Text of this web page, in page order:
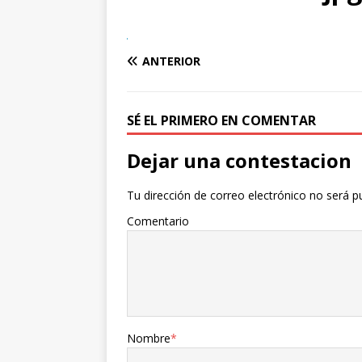
ANTERIOR
SÉ EL PRIMERO EN COMENTAR
Dejar una contestacion
Tu dirección de correo electrónico no será
Comentario
Nombre*